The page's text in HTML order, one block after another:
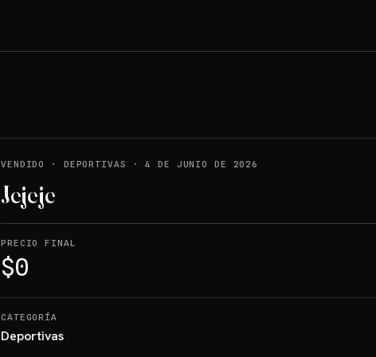
VENDIDO · DEPORTIVAS ·4 DE JUNIO DE 2026
Jejeje
PRECIO FINAL
$0
CATEGORÍA
Deportivas